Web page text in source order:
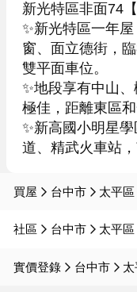
新光特區非面74
✨新光特區一年
窗、面立德街，
雙平面車位。
✨地段享有中山
極佳，距離東區
✨新高國小明星
買屋 台中市 太平區
社區 台中市 太平區
實價登錄 台中市